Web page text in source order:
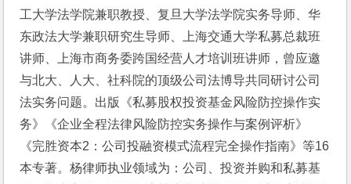
工大学法学院兼职教授、复旦大学法学院实务导师、华
东政法大学兼职研究生导师、上海交通大学私募总裁班
讲师、上海市商务委跨国经营人才培训班讲师，曾应邀
与北大、人大、社科院的顶级公司法博导共同研讨公司
法实务问题。出版《私募股权投资基金风险防控操作实
务》《企业全程法律风险防控实务操作与案例评析》
《完胜资本2：公司投融资模式流程完全操作指南》等16
本专著。杨律师执业领域为：公司、投资并购和私募基